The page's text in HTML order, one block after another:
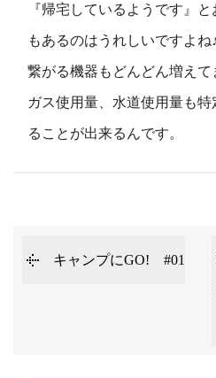
『帰宅しているようです』
もあるのはうれしいですよね
繋がる機器もどんどん増えて
ガス使用量、水道使用量も
ることが出来るんです。
キャンプにGO! #01